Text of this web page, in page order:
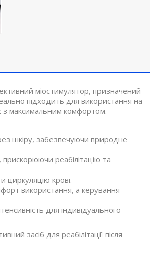
міостимулятор, призначений
підходить для використання на
з максимальним комфортом.
шкіру, забезпечуючи природне
реабілітацію та
циркуляцію крові.
використання, а керування
для індивідуального
засіб для реабілітації після